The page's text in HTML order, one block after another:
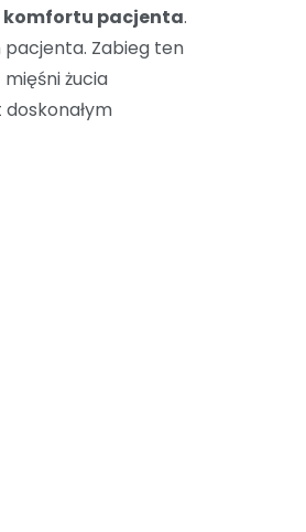
komfortu pacjenta.
Zabieg ten
żucia